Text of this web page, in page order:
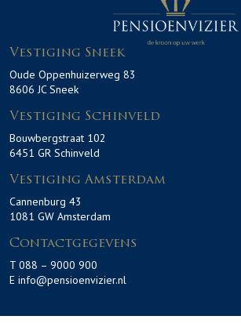
Vestiging Sneek
Oude Oppenhuizerweg 83
8606 JC Sneek
Vestiging Schinveld
Bouwbergstraat 102
6451 GR Schinveld
Vestiging Amsterdam
Cannenburg 43
1081 GW Amsterdam
Contactgegevens
T 088 – 9000 900
E info@pensioenvizier.nl